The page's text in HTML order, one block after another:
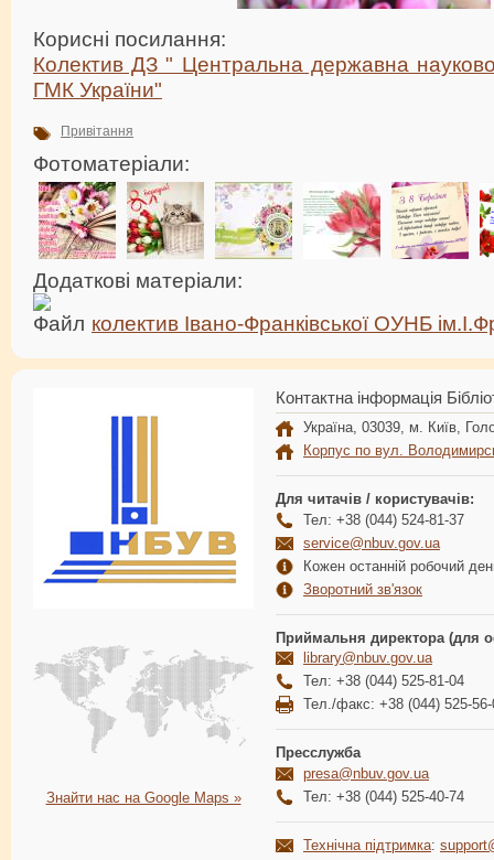
Корисні посилання:
Колектив ДЗ " Центральна державна науково-
ГМК України"
Привітання
Фотоматеріали:
Додаткові матеріали:
колектив Івано-Франківської ОУНБ
Знайти нас на Google Maps »
Контактна інформація
Україна, 03039, м. Київ,
Корпус по вул.
Для читачів / користувачів:
Тел: +38 (044) 524-81-37
service@nbuv.gov.ua
Кожен останній робочий
Зворотний зв'язок
Приймальня директора (для
library@nbuv.gov.ua
Тел: +38 (044) 525-81-04
Тел./факс: +38 (044) 525-56-
Пресслужба
presa@nbuv.gov.ua
Тел: +38 (044) 525-40-74
Технічна підтримка: